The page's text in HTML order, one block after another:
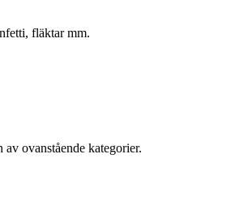
fläktar mm.
ovanstående kategorier.